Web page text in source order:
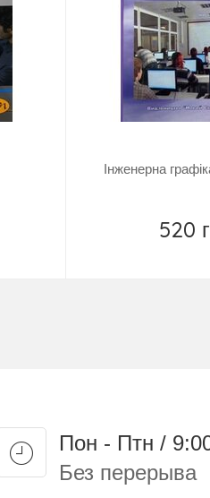
Інженерна
520
Пон - Птн /
Без перерыва